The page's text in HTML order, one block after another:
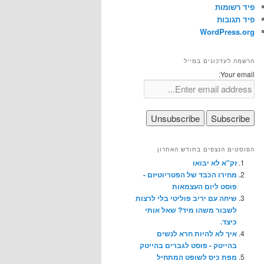
פיד רשומות
פיד תגובות
WordPress.org
הרשמה לעדכונים במייל
Your email:
הפוסטים הנצפים בחודש האחרון
זק"א לא יבואו
מחירו הכבד של הפטריוטיזם -
פוסט ליום העצמאות
שיחה עם יריב פוליטי בלי לרצות
לשבור משהו מיד? שאל אותי
כיצד.
איך לא להיות חרא לנשים
בהייטק - פוסט לגברים בהייטק
מפת כיס לשופט המתחיל